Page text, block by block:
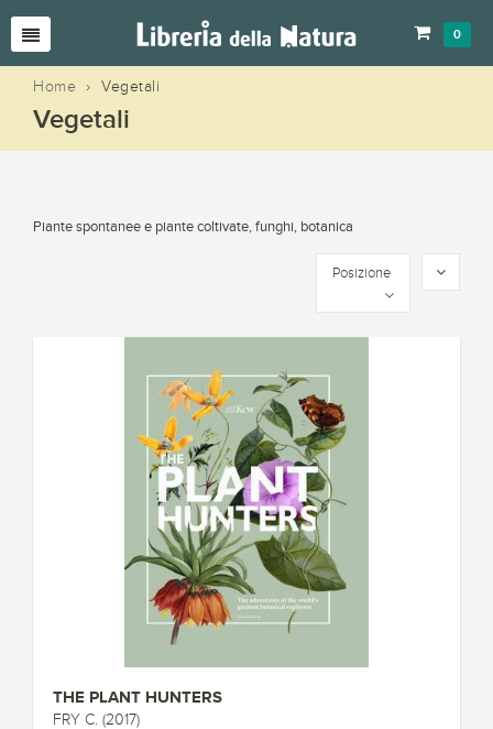
0
Home › Vegetali
Vegetali
Piante spontanee e piante coltivate, funghi, botanica
Posizione
THE PLANT HUNTERS
FRY C. (2017)